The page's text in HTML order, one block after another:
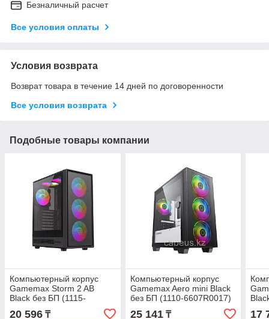
Безналичный расчет
Все условия оплаты
Условия возврата
Возврат товара в течение 14 дней по договоренности
Все условия возврата
Подобные товары компании
Компьютерный корпус
Gamemax Storm 2 AB
Black без БП (1115-
3803R0006)
20 596 ₸
Компьютерный корпус
Gamemax Aero mini Black
без БП (1110-6607R0017)
25 141₸ 17